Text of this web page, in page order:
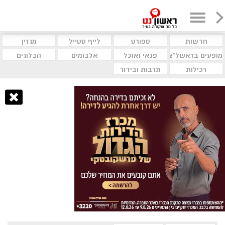
חדשות ספורט לייף סטייל
מגזין
מופעים בראשל"צ
פנאי ואוכל אלבומים
הבלוגים
רכילות
תרבות ובידור